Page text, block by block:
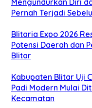
Pernah Terjadi
Blitaria Expo 2026
Potensi Daerah dan
Blitar
Kabupaten Blitar Uji
Padi Modern Mulai
Kecamatan